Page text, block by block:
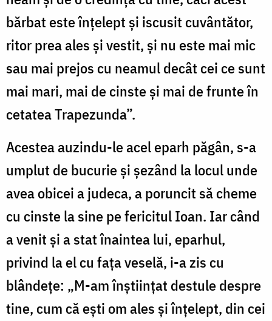
bărbat este înțelept și iscusit cuvântător,
ritor prea ales și vestit, și nu este mai mic
sau mai prejos cu neamul decât cei ce sunt
mai mari, mai de cinste și mai de frunte în
cetatea Trapezunda”.
Acestea auzindu-le acel eparh păgân, s-a
umplut de bucurie și șezând la locul unde
avea obicei a judeca, a poruncit să cheme
cu cinste la sine pe fericitul Ioan. Iar când
a venit și a stat înaintea lui, eparhul,
privind la el cu fața veselă, i-a zis cu
blândețe: „M-am înștiințat destule despre
tine, cum că ești om ales și înțelept, din cei